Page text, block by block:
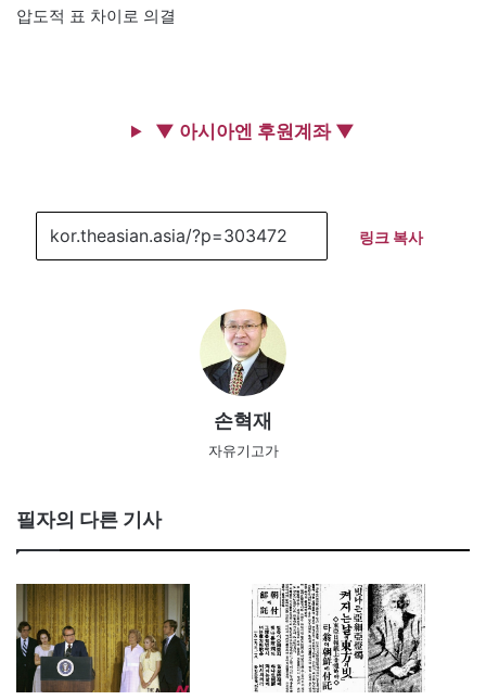
압도적 표 차이로 의결
▼ 아시아엔 후원계좌 ▼
링크 복사
손혁재
자유기고가
필자의 다른 기사